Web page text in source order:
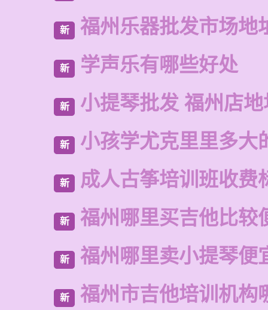
新 福州乐器批发市场地
新 学声乐有哪些好处
新 小提琴批发 福州店
新 小孩学尤克里里多大
新 成人古筝培训班收费
新 福州哪里买吉他比较
新 福州哪里卖小提琴便
新 福州市吉他培训机构